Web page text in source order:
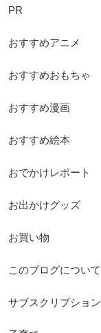
PR
おすすめアニメ
おすすめおもちゃ
おすすめ漫画
おすすめ絵本
おでかけレポート
お出かけグッズ
お買い物
このブログについて
サブスクリプション